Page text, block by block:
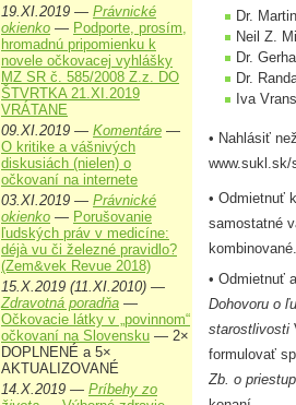
Dr.
Neil Z.
Dr.
Dr.
Iva
• Nahlásiť
www.sukl.sk/
• Odmietnuť
samostatné
kombinované.
• Odmietnuť
Dohovoru o
starostlivosti
formulovať
Zb. o
19.XI.2019 — Právnické
okienko — Podporte, prosím,
hromadnú pripomienku k
novele očkovacej vyhlášky
MZ SR č. 585/2008 Z.z. DO
ŠTVRTKA 21.XI.2019
VRÁTANE
09.XI.2019 — Komentáre —
O kritike a vášnivých
diskusiách (nielen) o
očkovaní na internete
03.XI.2019 — Právnické
okienko — Porušovanie
ľudských práv v medicíne:
déjà vu či železné pravidlo?
(Zem&vek Revue 2018)
15.X.2019 (11.XI.2010) —
Zdravotná poradňa —
Očkovacie látky v „povinnom“
očkovaní na Slovensku — 2×
DOPLNENÉ a 5×
AKTUALIZOVANÉ
14.X.2019 — Príbehy zo